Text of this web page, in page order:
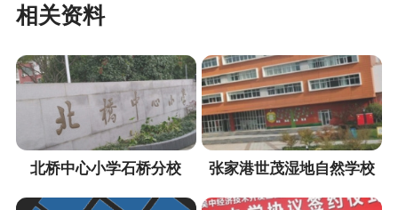
相关资料
北桥中心小学石桥分校 张家港世茂湿地自然学校